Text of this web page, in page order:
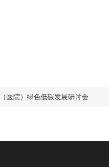
医院）绿色低碳发展研讨会